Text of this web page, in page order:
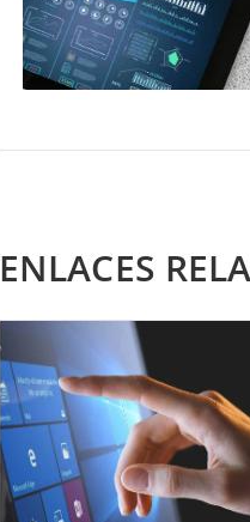
ENLACES